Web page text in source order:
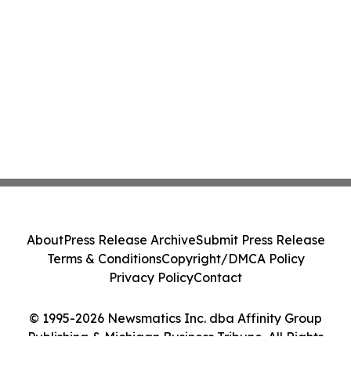
© 1995-2026 Newsmatics Inc. dba Affinity Group
Publishing & Michigan Business Tribune. All Rights
AboutPress Release ArchiveSubmit Press Release
Terms & ConditionsCopyright/DMCA Policy
Privacy PolicyContact